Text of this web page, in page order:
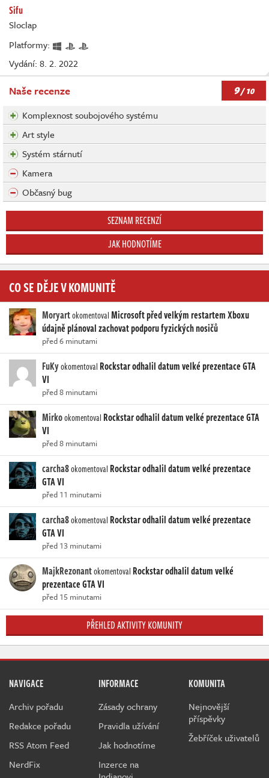
Sifu
Sloclap
Platformy:
Vydání: 8. 2. 2022
Naše recenze 9/ 10
Komplexnost soubojového systému
Art style
Systém stárnutí
Kamera
Občasný bug
SEZNAM RECENZÍ
JAK HODNOTÍME
CO SE DĚJE V KOMUNITĚ
MoryartokomentovalMicrosoft před velkým restartem Xboxu
údajně plánoval zachovat podporu fyzických nosičů
před 6 minutami
FuKyokomentoval Rockstar odhalil datum velké prezentace GTA
VI
před 8 minutami
Mirkookomentoval Rockstar odhalil datum velké prezentace GTA
VI
před 8 minutami
carcha8okomentoval Rockstar odhalil datum velké prezentace
GTA VI
před 11 minutami
carcha8okomentoval Rockstar odhalil datum velké prezentace
GTA VI
před 13 minutami
MajkRezonantokomentoval Rockstar odhalil datum velké
prezentace GTA VI
před 15 minutami
PŘEHLED AKTIVITY KOMUNITY
NAVIGACE
Archiv pořadu
Redakce pořadu
RSS Atom Feed
NerdFix
INFORMACE
Zásady ochrany
Pravidla užívání
Jak hodnotíme
Inzerce na
KOMUNITA
Nejnovější
příspěvky
Žebříček uživatelů